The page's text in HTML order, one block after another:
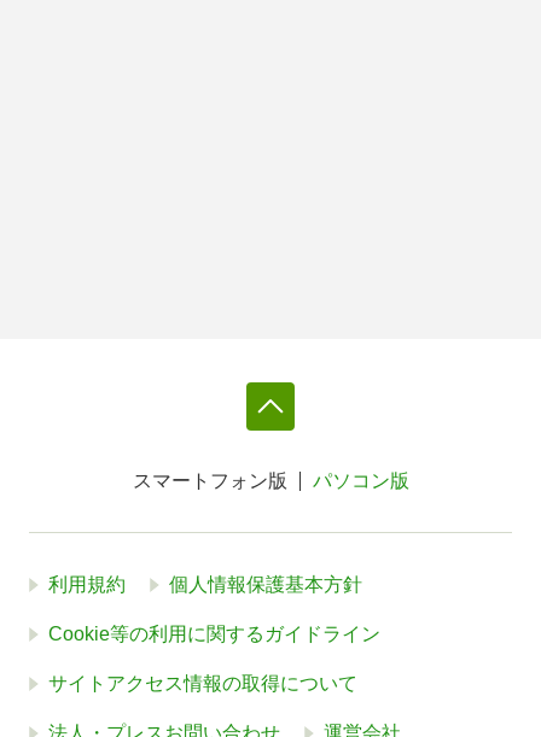
スマートフォン版 パソコン版
利用規約 個人情報保護基本方針
Cookie等の利用に関するガイドライン
サイトアクセス情報の取得について
法人・プレスお問い合わせ 運営会社